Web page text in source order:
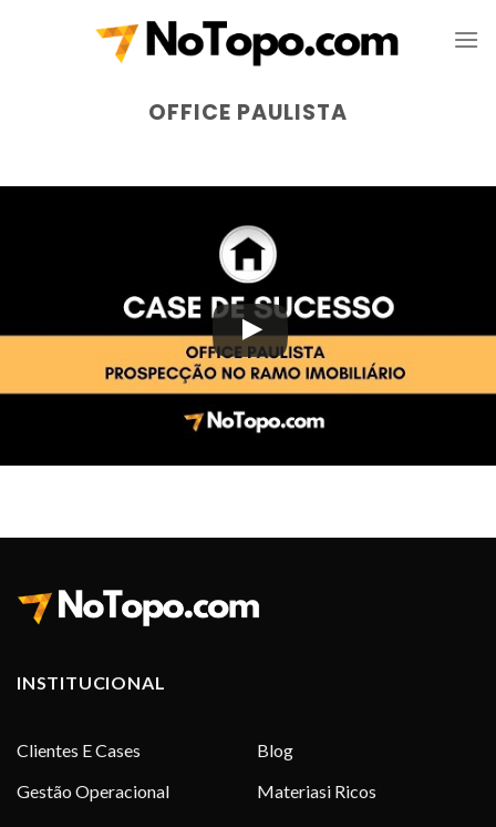
OFFICE PAULISTA
INSTITUCIONAL
Clientes E Cases
Gestão Operacional
Blog
Materiasi Ricos